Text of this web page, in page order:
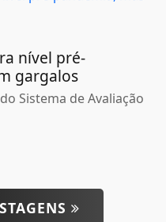
nível pré-
gargalos
Sistema de Avaliação